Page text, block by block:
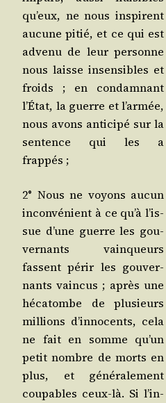
qu’eux, ne nous ins­pirent
aucune pitié, et ce qui est
adve­nu de leur per­sonne
nous laisse insen­sibles et
froids ; en condam­nant
l’É­tat, la guerre et l’ar­mée,
nous avons anti­ci­pé sur la
sen­tence qui les a
frappés ;
2° Nous ne voyons aucun
incon­vé­nient à ce qu’à l’is­
sue d’une guerre les gou­
ver­nants vain­queurs
fassent périr les gou­ver­
nants vain­cus ; après une
héca­tombe de plu­sieurs
mil­lions d’in­no­cents, cela
ne fait en somme qu’un
petit nombre de morts en
plus, et géné­ra­le­ment
cou­pables ceux-là. Si l’in­